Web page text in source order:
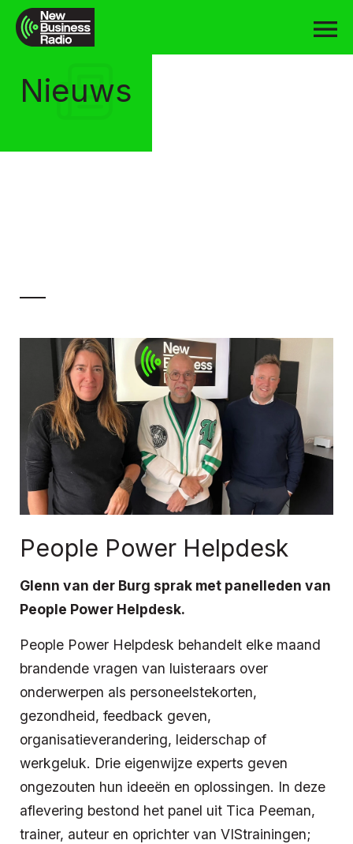
Nieuws
People Power Helpdesk
Glenn van der Burg sprak met panelleden van
People Power Helpdesk.
People Power Helpdesk behandelt elke maand
brandende vragen van luisteraars over
onderwerpen als personeelstekorten,
gezondheid, feedback geven,
organisatieverandering, leiderschap of
werkgeluk. Drie eigenwijze experts geven
ongezouten hun ideeën en oplossingen. In deze
aflevering bestond het panel uit Tica Peeman,
trainer, auteur en oprichter van VIStrainingen;